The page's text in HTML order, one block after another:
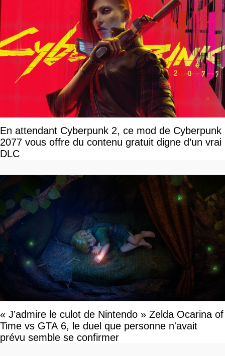
En attendant Cyberpunk 2, ce mod de Cyberpunk
2077 vous offre du contenu gratuit digne d’un vrai
DLC
« J’admire le culot de Nintendo » Zelda Ocarina of
Time vs GTA 6, le duel que personne n'avait
prévu semble se confirmer